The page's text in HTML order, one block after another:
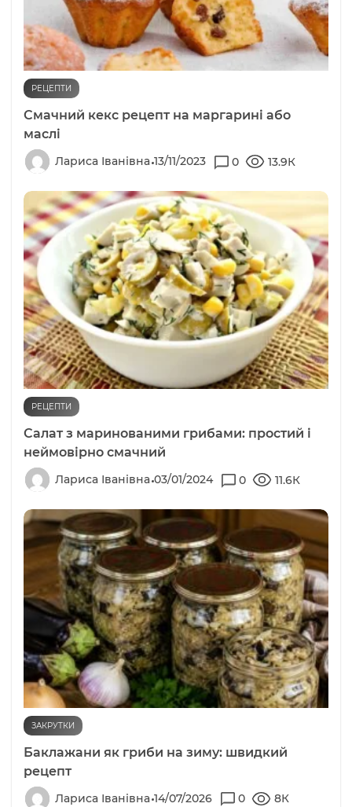
РЕЦЕПТИ
Смачний кекс рецепт на маргарині або
маслі
Лариса Іванівна 13/11/2023 0 13.9К
РЕЦЕПТИ
Салат з маринованими грибами: простий і
неймовірно смачний
Лариса Іванівна 03/01/2024 0 11.6К
ЗАКРУТКИ
Баклажани як гриби на зиму: швидкий
рецепт
Лариса Іванівна 14/07/2026 0 8К